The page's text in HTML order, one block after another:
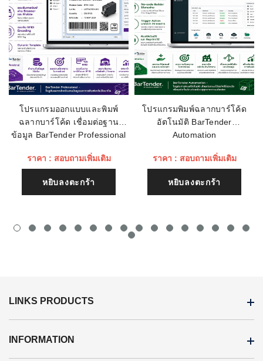
ขนาดตัวอักษร: -
เรทติ่ง
ชื่อหัวข้อรีวิว
เนื้อหา (1500)
โปรแกรมออกแบบและพิมพ์
ฉลากบาร์โค้ด เชื่อมต่อฐาน
ข้อมูล BarTender Professional
ราคา : สอบถามเพิ่มเติม
หยิบลงตะกร้า
โปรแกรมพิมพ์ฉลากบาร์โค้ด
อัตโนมัติ BarTender
Automation
ราคา : สอบถามเพิ่มเติม
หยิบลงตะกร้า
LINKS PRODUCTS
INFORMATION